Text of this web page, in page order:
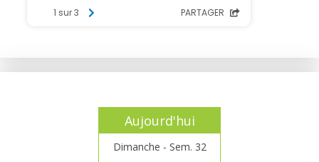
Aujourd'hui
Dimanche - Sem. 32